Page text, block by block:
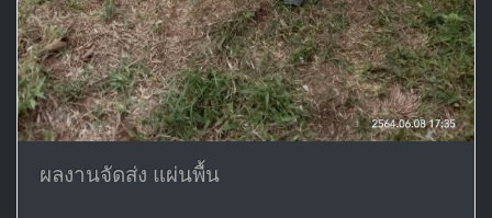
ผลงานจัดส่ง แผ่นพื้น